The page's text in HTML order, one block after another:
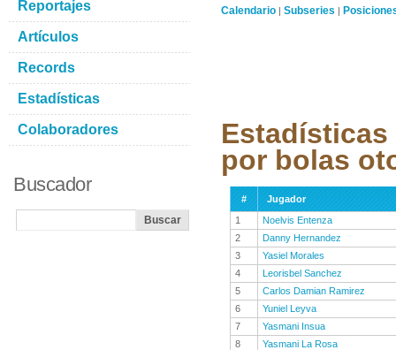
Calendario | Subseries |
por bolas
#
Jugador
1
Noelvis Entenza
2
Danny Hernandez
3
Yasiel Morales
4
Leorisbel Sanchez
5
Carlos Damian Ramirez
6
Yuniel Leyva
7
Yasmani Insua
8
Yasmani La Rosa
Reportajes
Artículos
Records
Estadísticas
Colaboradores
Buscador